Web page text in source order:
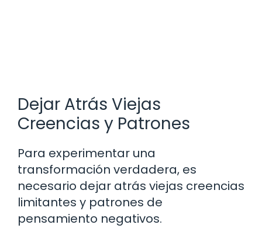
Dejar Atrás Viejas
Creencias y Patrones
Para experimentar una
transformación verdadera, es
necesario dejar atrás viejas creencias
limitantes y patrones de
pensamiento negativos.